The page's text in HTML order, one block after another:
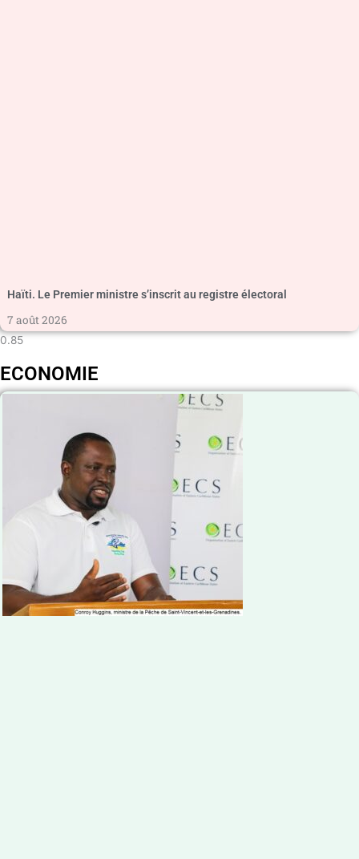
Haïti. Le Premier ministre s’inscrit au registre électoral
7 août 2026
ECONOMIE